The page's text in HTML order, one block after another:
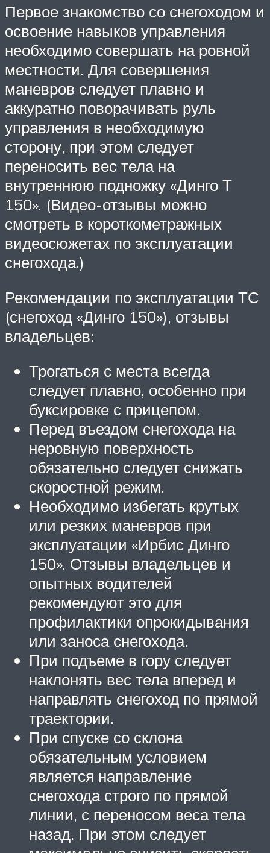
Первое знакомство со снегоходом и
освоение навыков управления
необходимо совершать на ровной
местности. Для совершения
маневров следует плавно и
аккуратно поворачивать руль
управления в необходимую
сторону, при этом следует
переносить вес тела на
внутреннюю подножку «Динго Т
150». (Видео-отзывы можно
смотреть в короткометражных
видеосюжетах по эксплуатации
снегохода.)
Рекомендации по эксплуатации ТС
(снегоход «Динго 150»), отзывы
владельцев:
Трогаться с места всегда
следует плавно, особенно при
буксировке с прицепом.
Перед въездом снегохода на
неровную поверхность
обязательно следует снижать
скоростной режим.
Необходимо избегать крутых
или резких маневров при
эксплуатации «Ирбис Динго
150». Отзывы владельцев и
опытных водителей
рекомендуют это для
профилактики опрокидывания
или заноса снегохода.
При подъеме в гору следует
наклонять вес тела вперед и
направлять снегоход по прямой
траектории.
При спуске со склона
обязательным условием
является направление
снегохода строго по прямой
линии, с переносом веса тела
назад. При этом следует